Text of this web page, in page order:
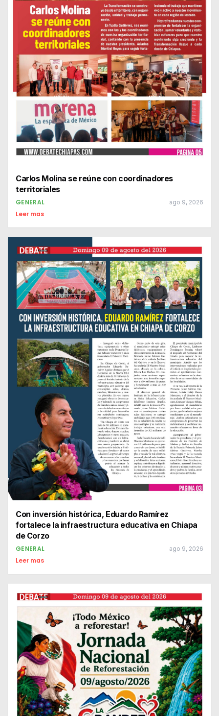
Carlos Molina se reúne con coordinadores
territoriales
GENERAL ago 9, 2026
Leer mas
Con inversión histórica, Eduardo Ramírez
fortalece la infraestructura educativa en Chiapa
de Corzo
GENERAL ago 9, 2026
Leer mas